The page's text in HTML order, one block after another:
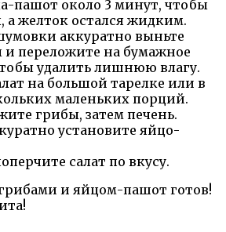
пашот около 3 минут, чтобы
а желток остался жидким.
аккуратно выньте
и переложите на бумажное
удалить лишнюю влагу.
на большой тарелке или в
маленьких порций.
грибы, затем печень.
установите яйцо-
салат по вкусу.
и яйцом-пашот готов!